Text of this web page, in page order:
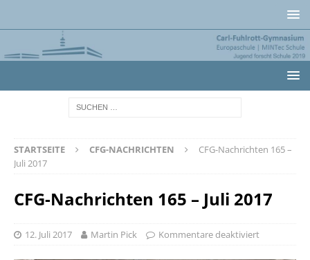
STARTSEITE CFG-NACHRICHTEN
CFG-Nachrichten 165 –
Juli 2017
CFG-Nachrichten 165 – Juli 2017
12. Juli 2017 Martin Pick Kommentare deaktiviert